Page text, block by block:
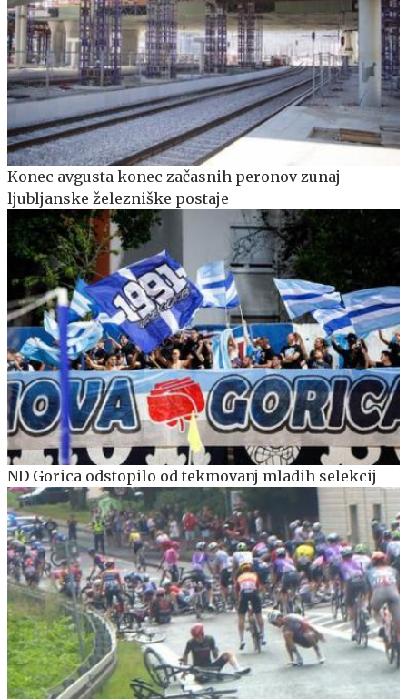
Konec avgusta konec začasnih peronov zunaj
ljubljanske železniške postaje
ND Gorica odstopilo od tekmovanj mladih selekcij